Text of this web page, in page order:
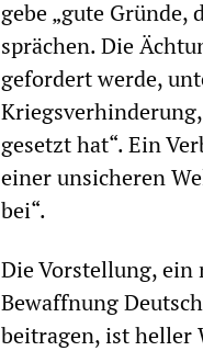
gebe „gute
sprächen. Die
gefordert werde,
gesetzt hat“. Ein
einer unsicheren
bei“.
Die Vorstellung, ein
Bewaffnung
beitragen, ist heller